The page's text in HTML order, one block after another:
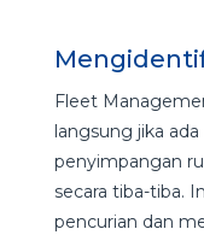
Fleet
langsung jika
penyimpangan
secara tiba-tiba.
pencurian dan